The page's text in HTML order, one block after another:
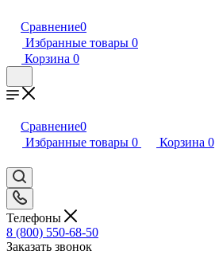
Сравнение0
Избранные товары 0
Корзина 0
Сравнение0
Избранные товары 0 Корзина 0
Телефоны
8 (800) 550-68-50
Заказать звонок